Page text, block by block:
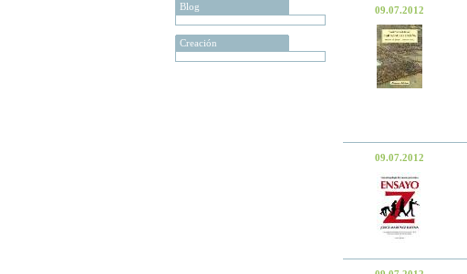
Blog
Creación
09.07.2012
09.07.2012